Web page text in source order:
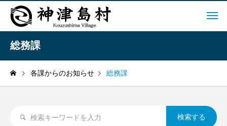
総務課
各課からのお知らせ 総務課